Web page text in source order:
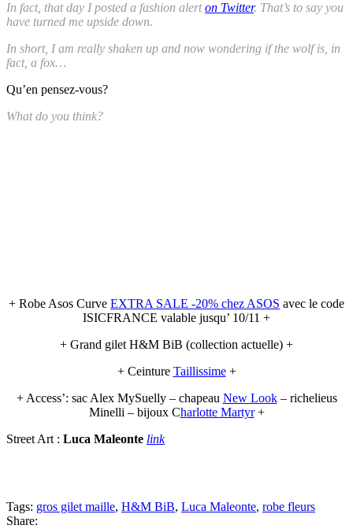
In fact, that day I posted a fashion alerton Twitter. That’s to say you
have turned me upside down.
In short, I am really shaken up and now wondering if the wolf is, in
fact, a fox…
Qu’en pensez-vous?
What do you think?
+ Robe Asos Curve EXTRA SALE -20% chez ASOS avec le code
ISICFRANCE valable jusqu’ 10/11 +
+ Grand gilet H&M BiB (collection actuelle) +
+ Ceinture Taillissime+
+ Access’: sac Alex MySuelly – chapeau New Look– richelieus
Minelli – bijoux Charlotte Martyr+
Street Art : Luca Maleonte link
Tags: gros gilet maille, H&M BiB, Luca Maleonte, robe fleurs
Share: